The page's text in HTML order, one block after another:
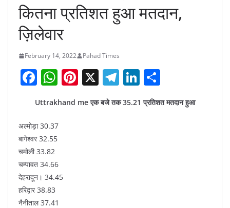
कितना प्रतिशत हुआ मतदान,
ज़िलेवार
February 14, 2022 Pahad Times
F
c
e
b
o
o
k
W
h
at
s
p
p
Pi
er
X T
e
Li
k ar
Uttrakhand me एक बजे तक 35.21 प्रतिशत मतदान हुआ
अल्मोड़ा 30.37
बागेश्वर 32.55
चमोली 33.82
चम्पावत 34.66
देहरादून। 34.45
हरिद्वार 38.83
नैनीताल 37.41